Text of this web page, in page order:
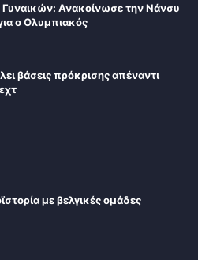
Ανακοίνωσε την Νάνσυ
ο Ολυμπιακός
βάσεις πρόκρισης απέναντι
με βελγικές ομάδες